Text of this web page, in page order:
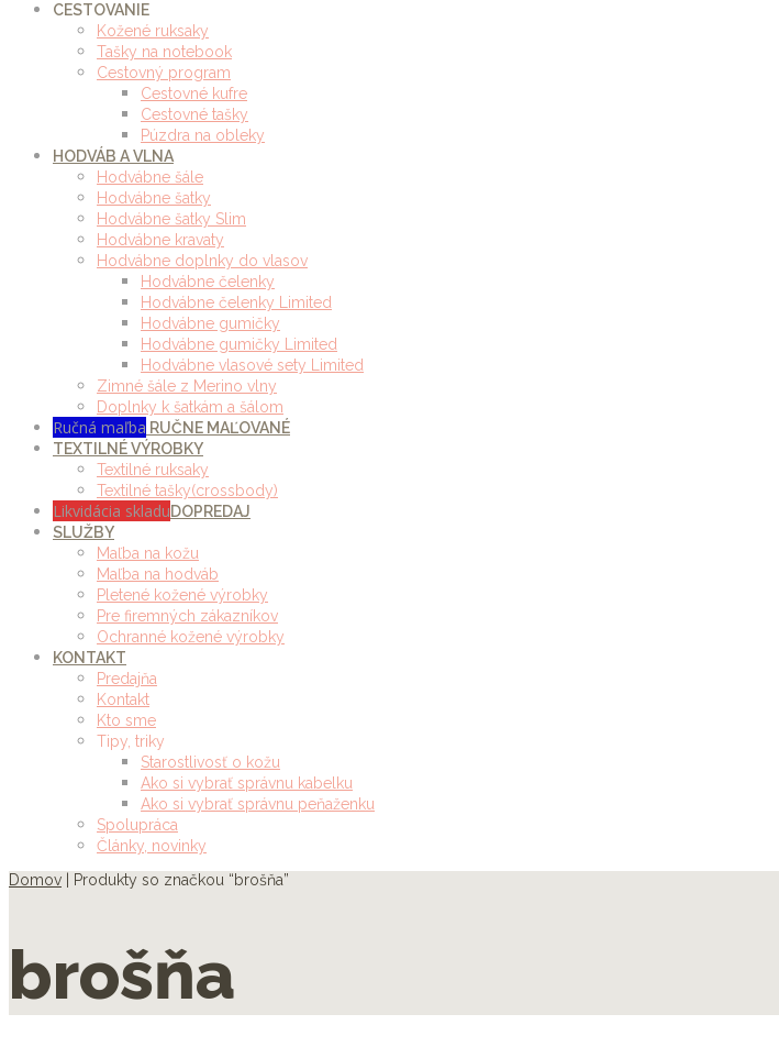
CESTOVANIE
Kožené ruksaky
Tašky na notebook
Cestovný program
Cestovné kufre
Cestovné tašky
Púzdra na obleky
HODVÁB A VLNA
Hodvábne šále
Hodvábne šatky
Hodvábne šatky Slim
Hodvábne kravaty
Hodvábne doplnky do vlasov
Hodvábne čelenky
Hodvábne čelenky Limited
Hodvábne gumičky
Hodvábne gumičky Limited
Hodvábne vlasové sety Limited
Zimné šále z Merino vlny
Doplnky k šatkám a šálom
Ručná maľba RUČNE MAĽOVANÉ
TEXTILNÉ VÝROBKY
Textilné ruksaky
Textilné tašky(crossbody)
Likvidácia skladuDOPREDAJ
SLUŽBY
Maľba na kožu
Maľba na hodváb
Pletené kožené výrobky
Pre firemných zákazníkov
Ochranné kožené výrobky
KONTAKT
Predajňa
Kontakt
Kto sme
Tipy, triky
Starostlivosť o kožu
Ako si vybrať správnu kabelku
Ako si vybrať správnu peňaženku
Spolupráca
Články, novinky
Domov | Produkty so značkou “brošňa”
brošňa